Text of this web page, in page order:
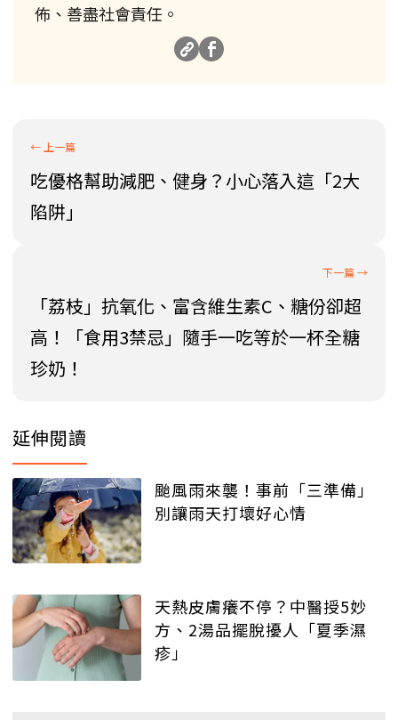
佈、善盡社會責任。
吃優格幫助減肥、健身？小心落入這「2大
陷阱」
「荔枝」抗氧化、富含維生素C、糖份卻超
高！「食用3禁忌」隨手一吃等於一杯全糖
珍奶！
延伸閱讀
颱風雨來襲！事前「三準備」
別讓雨天打壞好心情
天熱皮膚癢不停？中醫授5妙
方、2湯品擺脫擾人「夏季濕
疹」